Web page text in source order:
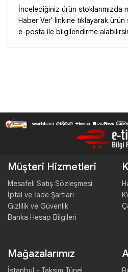
İncelediğiniz ürün stoklarımızda
Haber Ver' linkine tıklayarak ürün
e-posta ile bilgilendirme
Müşteri Hizmetleri
Mesafeli Satış Sözleşmesi
İptal ve İade Şartları
Gizlilik ve Güvenlik
Banka Hesap Bilgileri
Mağazalarımız